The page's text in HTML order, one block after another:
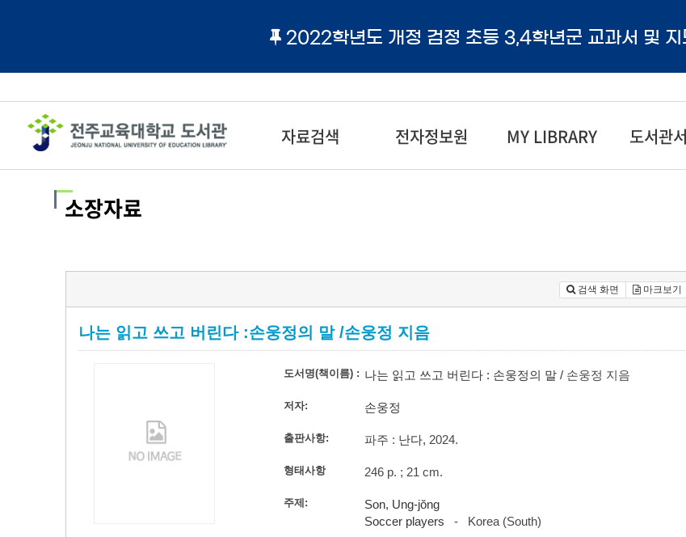
2022학년도 개정 검정 초등 3,4학년군 교과서 및 지
자료검색 전자정보원 MY LIBRARY 도서관
소장자료
검색 화면 마크보기
나는 읽고 쓰고 버린다 :손웅정의 말 /손웅정 지음
도서명(책이름) : 나는 읽고 쓰고 버린다 : 손웅정의 말 / 손웅정 지음
저자: 손웅정
출판사항: 파주 : 난다, 2024.
형태사항 246 p. ; 21 cm.
주제:
Son, Ung-jŏng
Soccer players - Korea (South)